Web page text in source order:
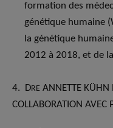
formation des
génétique humaine
la génétique
2012 à 2018, et de
4. DRE ANNETTE KÜHN
COLLABORATION AVEC